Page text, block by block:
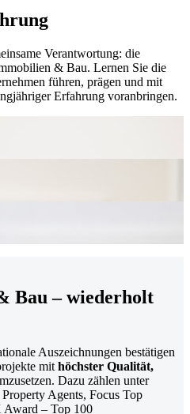
Verantwortung: die
& Bau. Lernen Sie die
führen, prägen und mit
Erfahrung voranbringen.
Bau – wiederholt
Auszeichnungen bestätigen
mit höchster Qualität,
Dazu zählen unter
Agents, Focus Top
– Top 100